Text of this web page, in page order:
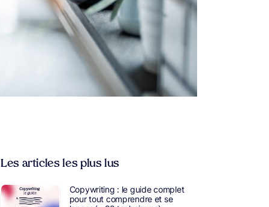
Les articles les plus lus
Copywriting : le guide complet
pour tout comprendre et se